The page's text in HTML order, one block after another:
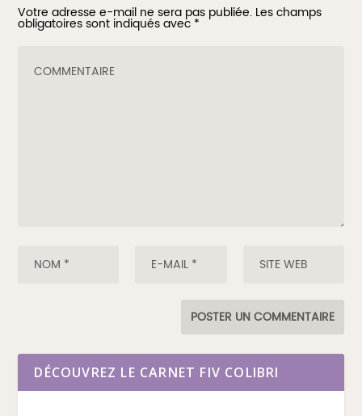
Votre adresse e-mail ne sera pas publiée. Les champs
obligatoires sont indiqués avec *
DÉCOUVREZ LE CARNET FIV COLIBRI